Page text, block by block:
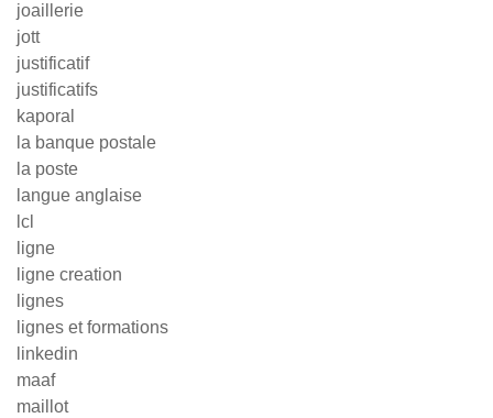
joaillerie
jott
justificatif
justificatifs
kaporal
la banque postale
la poste
langue anglaise
lcl
ligne
ligne creation
lignes
lignes et formations
linkedin
maaf
maillot